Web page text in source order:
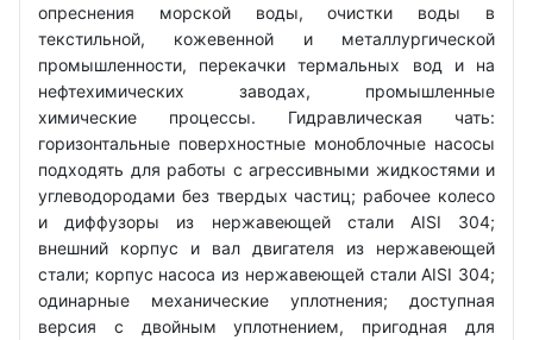
опреснения морской воды, очистки воды в
текстильной, кожевенной и металлургической
промышленности, перекачки термальных вод и на
нефтехимических заводах, промышленные
химические процессы. Гидравлическая чать:
горизонтальные поверхностные моноблочные насосы
подходять для работы с агрессивными жидкостями и
углеводородами без твердых частиц; рабочее колесо
и диффузоры из нержавеющей стали AISI 304;
внешний корпус и вал двигателя из нержавеющей
стали; корпус насоса из нержавеющей стали AISI 304;
одинарные механические уплотнения; доступная
версия с двойным уплотнением, пригодная для